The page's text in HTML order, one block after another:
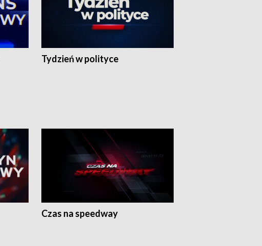
Tydzień w polityce
Czas na speedway